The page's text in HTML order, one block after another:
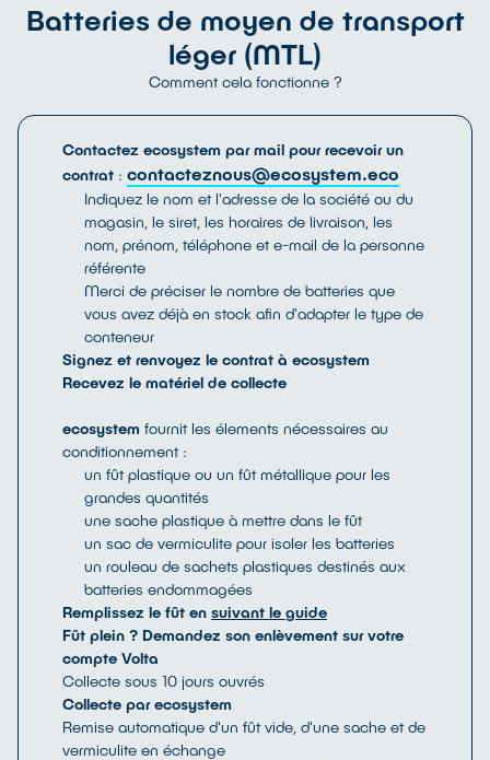
Industrielles de plus de 25kg
Batteries conçues spécifiquement pour un usage
industriel et pesant plus de 25kg
Engin de Traction servant à pousser, tirer, soulever
(Chariots élévateurs, robots logistiques, engins de
chantier ou agricoles, …); Dispositifs de stockage
d’énergie photovoltaïque ou éolien (SSE - Energy
Storage System) ; Dispositif de continuité
d’alimentation électrique (UPS - Uninterruptible
Power Supply & Telecom)…
SOLUTIONS DE COLLECTE
Véhicules électriques ou hybrides - VEH
Batterie servant à la traction des véhicules
électriques ou hybride à savoir les véhicules à
deux, trois ou quatre roues (catégorie L) de plus
de 25 kg ainsi que toutes les batteries des
véhicules à moteur d’au moins quatre roues
utilisés pour le transport de passagers (catégorie
M) ; au transport de marchandises (catégorie N) ;
et des remorques (catégorie O).
Chimie :Li-ion
Où les trouve-t-on ?
Batteries de moyen de transport
léger (MTL)
Comment cela fonctionne ?
Contactez ecosystem par mail pour recevoir un
contrat : contacteznous@ecosystem.eco
Indiquez le nom et l'adresse de la société ou du
magasin, le siret, les horaires de livraison, les
nom, prénom, téléphone et e-mail de la personne
référente
Merci de préciser le nombre de batteries que
vous avez déjà en stock afin d'adapter le type de
conteneur
Signez et renvoyez le contrat à ecosystem
Recevez le matériel de collecte
ecosystem fournit les élements nécessaires au
conditionnement :
un fût plastique ou un fût métallique pour les
grandes quantités
une sache plastique à mettre dans le fût
un sac de vermiculite pour isoler les batteries
un rouleau de sachets plastiques destinés aux
batteries endommagées
Remplissez le fût en suivant le guide
Fût plein ? Demandez son enlèvement sur votre
compte Volta
Collecte sous 10 jours ouvrés
Collecte par ecosystem
Remise automatique d'un fût vide, d'une sache et de
vermiculite en échange